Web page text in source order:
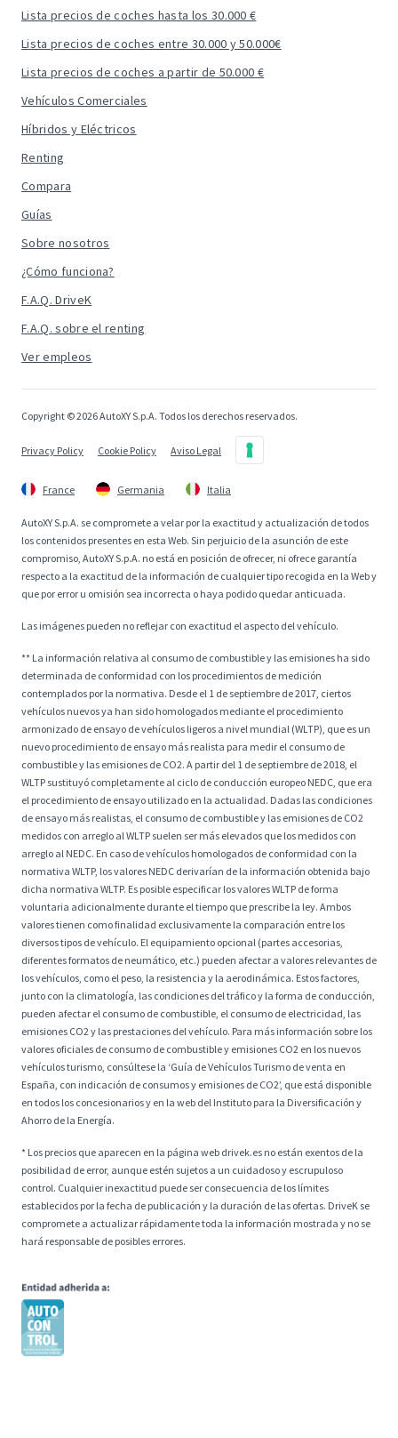
Lista precios de coches hasta los 30.000 €
Lista precios de coches entre 30.000 y 50.000€
Lista precios de coches a partir de 50.000 €
Vehículos Comerciales
Híbridos y Eléctricos
Renting
Compara
Guías
Sobre nosotros
¿Cómo funciona?
F.A.Q. DriveK
F.A.Q. sobre el renting
Ver empleos
Copyright © 2026 AutoXY S.p.A. Todos los derechos reservados.
Privacy Policy Cookie Policy Aviso Legal
France Germania Italia
AutoXY S.p.A. se compromete a velar por la exactitud y actualización de todos
los contenidos presentes en esta Web. Sin perjuicio de la asunción de este
compromiso, AutoXY S.p.A. no está en posición de ofrecer, ni ofrece garantía
respecto a la exactitud de la información de cualquier tipo recogida en la Web y
que por error u omisión sea incorrecta o haya podido quedar anticuada.
Las imágenes pueden no reflejar con exactitud el aspecto del vehículo.
** La información relativa al consumo de combustible y las emisiones ha sido
determinada de conformidad con los procedimientos de medición
contemplados por la normativa. Desde el 1 de septiembre de 2017, ciertos
vehículos nuevos ya han sido homologados mediante el procedimiento
armonizado de ensayo de vehículos ligeros a nivel mundial (WLTP), que es un
nuevo procedimiento de ensayo más realista para medir el consumo de
combustible y las emisiones de CO2. A partir del 1 de septiembre de 2018, el
WLTP sustituyó completamente al ciclo de conducción europeo NEDC, que era
el procedimiento de ensayo utilizado en la actualidad. Dadas las condiciones
de ensayo más realistas, el consumo de combustible y las emisiones de CO2
medidos con arreglo al WLTP suelen ser más elevados que los medidos con
arreglo al NEDC. En caso de vehículos homologados de conformidad con la
normativa WLTP, los valores NEDC derivarían de la información obtenida bajo
dicha normativa WLTP. Es posible especificar los valores WLTP de forma
voluntaria adicionalmente durante el tiempo que prescribe la ley. Ambos
valores tienen como finalidad exclusivamente la comparación entre los
diversos tipos de vehículo. El equipamiento opcional (partes accesorias,
diferentes formatos de neumático, etc.) pueden afectar a valores relevantes de
los vehículos, como el peso, la resistencia y la aerodinámica. Estos factores,
junto con la climatología, las condiciones del tráfico y la forma de conducción,
pueden afectar el consumo de combustible, el consumo de electricidad, las
emisiones CO2 y las prestaciones del vehículo. Para más información sobre los
valores oficiales de consumo de combustible y emisiones CO2 en los nuevos
vehículos turismo, consúltese la ‘Guía de Vehículos Turismo de venta en
España, con indicación de consumos y emisiones de CO2’, que está disponible
en todos los concesionarios y en la web del Instituto para la Diversificación y
Ahorro de la Energía.
* Los precios que aparecen en la página web drivek.es no están exentos de la
posibilidad de error, aunque estén sujetos a un cuidadoso y escrupuloso
control. Cualquier inexactitud puede ser consecuencia de los límites
establecidos por la fecha de publicación y la duración de las ofertas. DriveK se
compromete a actualizar rápidamente toda la información mostrada y no se
hará responsable de posibles errores.